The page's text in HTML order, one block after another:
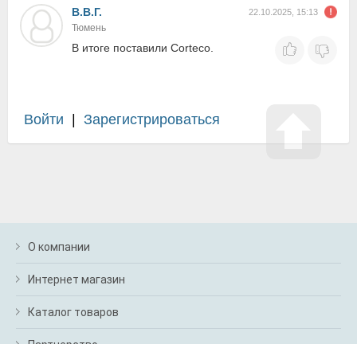
В.В.Г. 22.10.2025, 15:13
Тюмень
В итоге поставили Corteco.
Войти Зарегистрироваться
О компании
Интернет магазин
Каталог товаров